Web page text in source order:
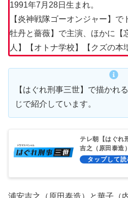
1991年7月28日生まれ。
【炎神戦隊ゴーオンジャー】で
牡丹と薔薇】で主演、ほかに【
人】【オトナ学校】【クズの本
【はぐれ刑事三世】で描かれ
じで紹介しています。
テレ朝【はぐれ
吉之（原田泰造
浦安吉之（原田泰造）と華子（